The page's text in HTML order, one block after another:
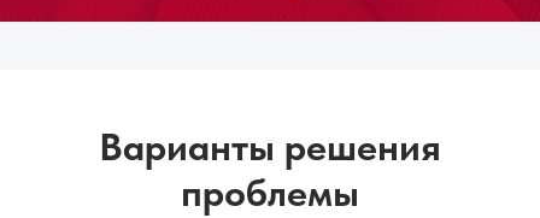
Варианты решения
проблемы